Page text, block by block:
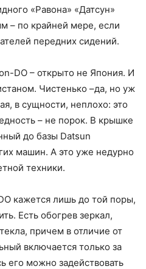
«Равона» «Датсун»
– по крайней мере, если
передних сидений.
DO – открыто не Япония. И
Чистенько –да, но уж
в сущности, неплохо: это
– не порок. В крышке
до базы Datsun
машин. А это уже недурно
техники.
кажется лишь до той поры,
Есть обогрев зеркал,
причем в отличие от
включается только за
его можно задействовать